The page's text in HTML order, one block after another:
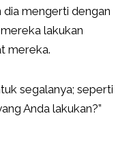
mengerti dengan
lakukan
mereka.
segalanya; seperti
Anda lakukan?”